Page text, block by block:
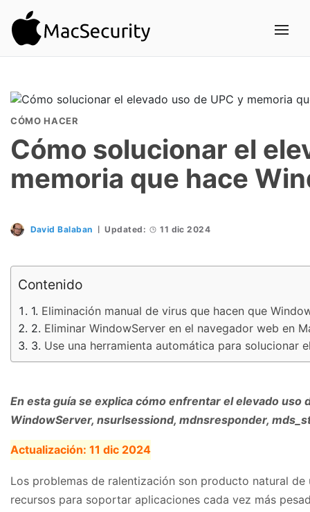
CÓMO HACER
Cómo solucionar el
memoria que hace
David Balaban Updated: 11 dic 2024
Contenido
Eliminación manual de virus que hacen que
Eliminar WindowServer en el navegador web en
Use una herramienta automática para solucionar
En esta guía se explica cómo enfrentar el elevado uso
WindowServer, nsurlsessiond, mdnsresponder,
Actualización: 11 dic 2024
Los problemas de ralentización son producto natural
recursos para soportar aplicaciones cada vez más